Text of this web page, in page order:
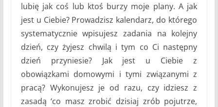
lubię jak coś lub ktoś burzy moje plany. A jak
jest u Ciebie? Prowadzisz kalendarz, do którego
systematycznie wpisujesz zadania na kolejny
dzień, czy żyjesz chwilą i tym co Ci następny
dzień przyniesie? Jak jest u Ciebie z
obowiązkami domowymi i tymi związanymi z
pracą? Wykonujesz je od razu, czy idziesz z
zasadą ‘co masz zrobić dzisiaj zrób pojutrze,